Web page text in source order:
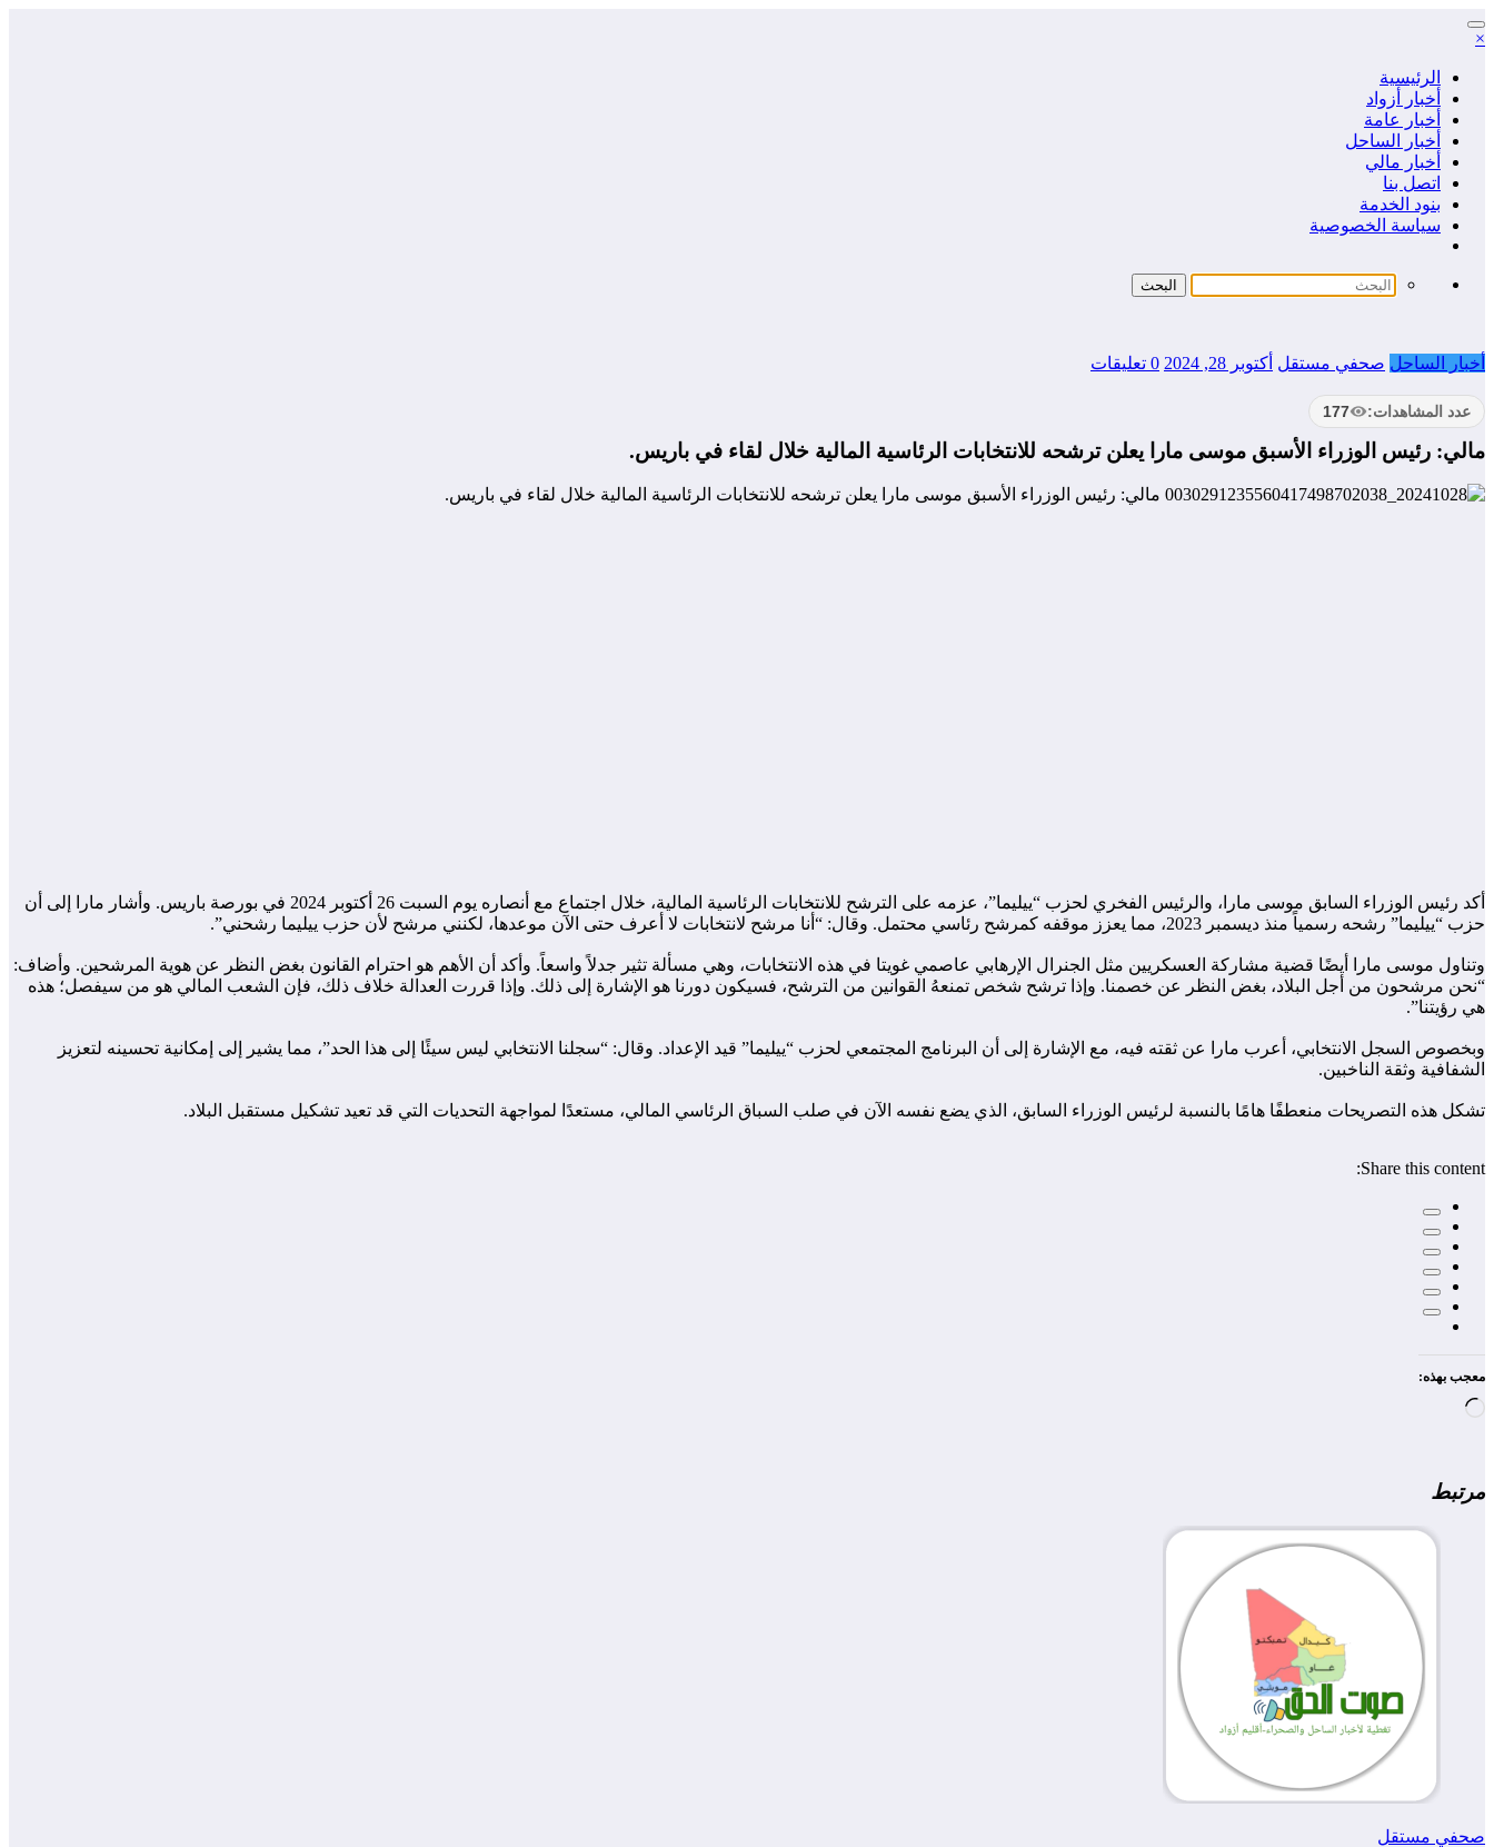
التجاوز
إلى
×
الرئيسية
أخبار أزواد
أخبار عامة
أخبار الساحل
أخبار مالي
اتصل بنا
بنود الخدمة
سياسة الخصوصية
أخبار الساحل صحفي مستقل أكتوبر 28, 2024 0 تعليقات
عدد المشاهدات: 177
مالي: رئيس الوزراء الأسبق موسى مارا يعلن ترشحه للانتخابات الرئاسية المالية خلال لقاء في باريس.
أكد رئيس الوزراء السابق موسى مارا، والرئيس الفخري لحزب “ييليما”، عزمه على الترشح للانتخابات الرئاسية المالية، خلال اجتماع مع أنصاره يوم السبت 26 أكتوبر 2024 في بورصة باريس. وأشار مارا إلى أن
حزب “ييليما” رشحه رسمياً منذ ديسمبر 2023، مما يعزز موقفه كمرشح رئاسي محتمل. وقال: “أنا مرشح لانتخابات لا أعرف حتى الآن موعدها، لكنني مرشح لأن حزب ييليما رشحني”.
وتناول موسى مارا أيضًا قضية مشاركة العسكريين مثل الجنرال الإرهابي عاصمي غويتا في هذه الانتخابات، وهي مسألة تثير جدلاً واسعاً. وأكد أن الأهم هو احترام القانون بغض النظر عن هوية المرشحين. وأضاف:
“نحن مرشحون من أجل البلاد، بغض النظر عن خصمنا. وإذا ترشح شخص تمنعهُ القوانين من الترشح، فسيكون دورنا هو الإشارة إلى ذلك. وإذا قررت العدالة خلاف ذلك، فإن الشعب المالي هو من سيفصل؛ هذه
هي رؤيتنا”.
وبخصوص السجل الانتخابي، أعرب مارا عن ثقته فيه، مع الإشارة إلى أن البرنامج المجتمعي لحزب “ييليما” قيد الإعداد. وقال: “سجلنا الانتخابي ليس سيئًا إلى هذا الحد”، مما يشير إلى إمكانية تحسينه لتعزيز
الشفافية وثقة الناخبين.
تشكل هذه التصريحات منعطفًا هامًا بالنسبة لرئيس الوزراء السابق، الذي يضع نفسه الآن في صلب السباق الرئاسي المالي، مستعدًا لمواجهة التحديات التي قد تعيد تشكيل مستقبل البلاد.
Share this content:
معجب بهذه:
جاري
مرتبط
صحفي مستقل